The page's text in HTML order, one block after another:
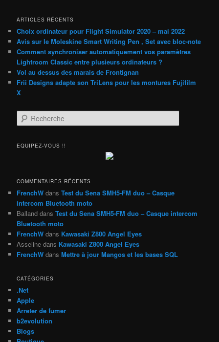
ARTICLES RÉCENTS
Choix ordinateur pour Flight Simulator 2020 – mai 2022
Avis sur le Moleskine Smart Writing Pen , Set avec bloc-note
Comment synchroniser automatiquement vos paramètres
Lightroom Classic entre plusieurs ordinateurs ?
Vol au dessus des marais de Frontignan
Frii Designs adapte son TriLens pour les montures Fujifilm
X
e
h
h
e
EQUIPEZ-VOUS !!
COMMENTAIRES RÉCENTS
FrenchW dansTest du Sena SMH5-FM duo – Casque
intercom Bluetooth moto
Balland dansTest du Sena SMH5-FM duo – Casque intercom
Bluetooth moto
FrenchW dans Kawasaki Z800 Angel Eyes
Asseline dans Kawasaki Z800 Angel Eyes
FrenchW dansMettre à jour Mangos et les bases SQL
CATÉGORIES
.Net
Apple
Arreter de fumer
b2evolution
Blogs